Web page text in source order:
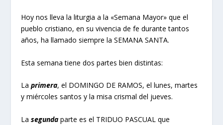
Hoy nos lleva la liturgia a la «Semana Mayor» que el
pueblo cristiano, en su vivencia de fe durante tantos
años, ha llamado siempre la SEMANA SANTA.
Esta semana tiene dos partes bien distintas:
Laprimera, el DOMINGO DE RAMOS, el lunes, martes
y miércoles santos y la misa crismal del jueves.
Lasegunda parte es el TRIDUO PASCUAL que